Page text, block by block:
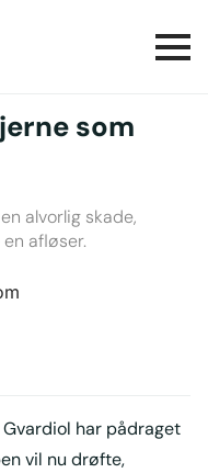
som
alvorlig skade,
afløser.
har pådraget
vil nu drøfte,